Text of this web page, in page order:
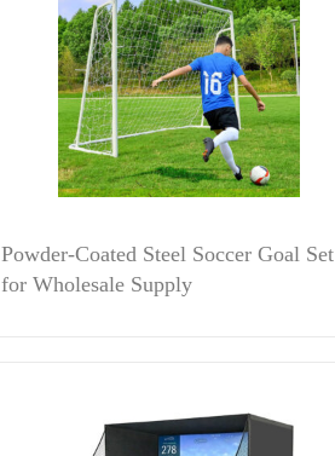
Powder-Coated Steel Soccer Goal Set
for Wholesale Supply